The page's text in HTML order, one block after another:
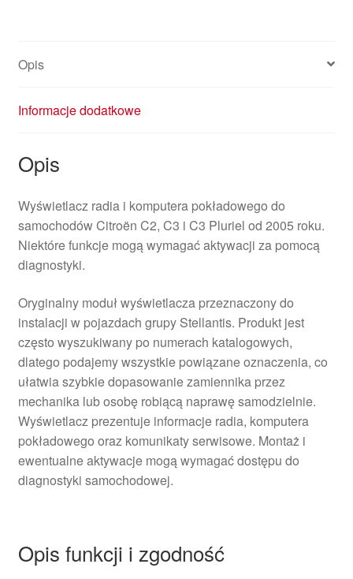
Opis
Informacje dodatkowe
Opis
Wyświetlacz radia i komputera pokładowego do
samochodów Citroën C2, C3 i C3 Pluriel od 2005 roku.
Niektóre funkcje mogą wymagać aktywacji za pomocą
diagnostyki.
Oryginalny moduł wyświetlacza przeznaczony do
instalacji w pojazdach grupy Stellantis. Produkt jest
często wyszukiwany po numerach katalogowych,
dlatego podajemy wszystkie powiązane oznaczenia, co
ułatwia szybkie dopasowanie zamiennika przez
mechanika lub osobę robiącą naprawę samodzielnie.
Wyświetlacz prezentuje informacje radia, komputera
pokładowego oraz komunikaty serwisowe. Montaż i
ewentualne aktywacje mogą wymagać dostępu do
diagnostyki samochodowej.
Opis funkcji i zgodność